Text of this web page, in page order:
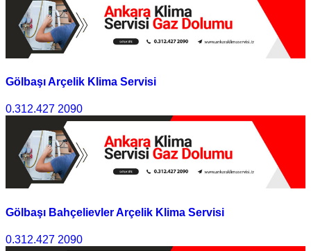
Gölbaşı Arçelik Klima Servisi
0.312.427 2090
Gölbaşı Bahçelievler Arçelik Klima Servisi
0.312.427 2090